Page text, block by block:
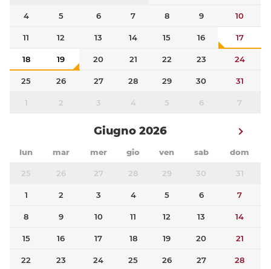
4 5 6 7 8 9 10
11 12 13 14 15 16 17
18 19 20 21 22 23 24
25 26 27 28 29 30 31
1 2 3 4 5 6 7
Giugno 2026
lun mar mer gio ven sab dom
25 26 27 28 29 30 31
1 2 3 4 5 6 7
8 9 10 11 12 13 14
15 16 17 18 19 20 21
22 23 24 25 26 27 28